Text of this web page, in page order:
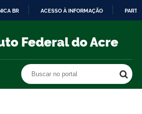
O
BR ACESSO À INFORMAÇÃO
Federal do Acre
Buscar no portal